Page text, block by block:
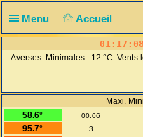
Menu Accueil
Averses. Minimales : 12 °C.
Maxi.
58.6°
00:06
95.7°
3